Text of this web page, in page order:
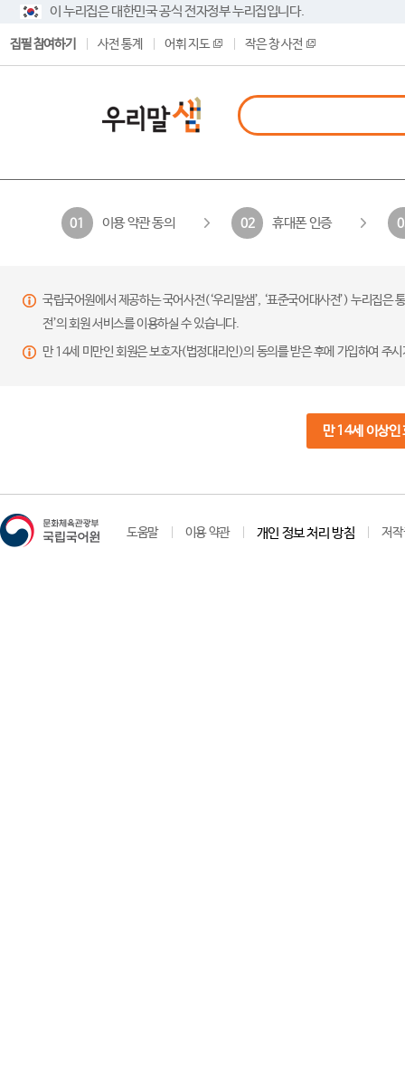
이 누리집은 대한민국 공식 전자정부 누리집입니다.
집필 참여하기 사전 통계 어휘 지도 작은 창 사전
01 이용 약관 동의 02 휴대폰 인증
국립국어원에서 제공하는 국어사전(‘우리말샘’, ‘표준국어대사전’) 누리집
전’의 회원 서비스를 이용하실 수 있습니다.
만 14세 미만인 회원은 보호자(법정대리인)의 동의를 받은 후에 가입하여 주
만 14세 이상인
도움말 이용 약관 개인 정보 처리 방침 저